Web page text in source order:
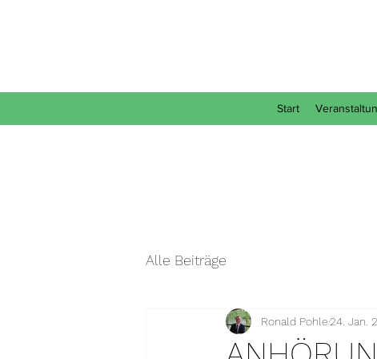
Start
Alle Beiträge
Ronald Pohle24. Jan.